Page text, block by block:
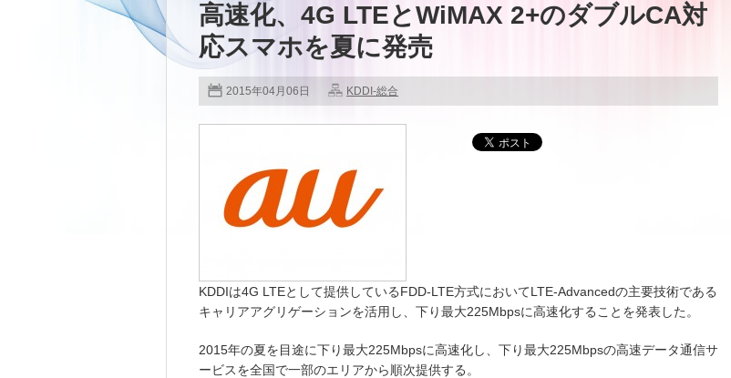
高速化、4G LTEとWiMAX 2+のダブルCA対
応スマホを夏に発売
2015年04月06日 KDDI-総合
KDDIは4G LTEとして提供しているFDD-LTE方式においてLTE-Advancedの主要技術である
キャリアアグリゲーションを活用し、下り最大225Mbpsに高速化することを発表した。
2015年の夏を目途に下り最大225Mbpsに高速化し、下り最大225Mbpsの高速データ通信サ
ービスを全国で一部のエリアから順次提供する。